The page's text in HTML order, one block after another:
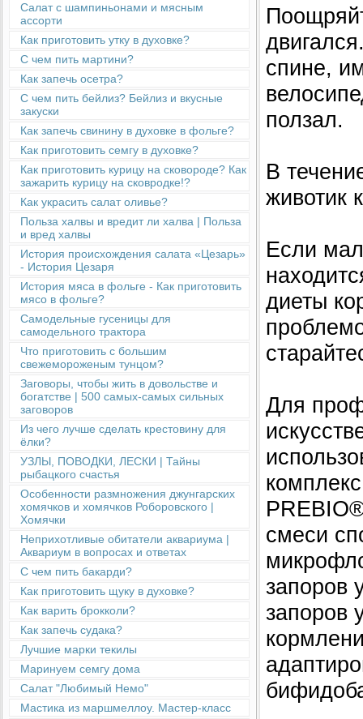
Салат с шампиньонами и мясным
ассорти
Как приготовить утку в духовке?
С чем пить мартини?
Как запечь осетра?
С чем пить бейлиз? Бейлиз и вкусные
закуски
Как запечь свинину в духовке в фольге?
Как приготовить семгу в духовке?
Как приготовить курицу на сковороде? Как
зажарить курицу на сковродке!?
Как украсить салат оливье?
Польза халвы и вредит ли халва | Польза
и вред халвы
История происхождения салата «Цезарь»
- История Цезаря
История мяса в фольге - Как приготовить
мясо в фольге?
Cамодельные гусеницы для
самодельного трактора
Что приготовить с большим
свежемороженым тунцом?
Заговоры, чтобы жить в довольстве и
богатстве | 500 самых-самых сильных
заговоров
Из чего лучше сделать крестовину для
ёлки?
УЗЛЫ, ПОВОДКИ, ЛЕСКИ | Тайны
рыбацкого счастья
Особенности размножения джунгарских
хомячков и хомячков Роборовского |
Хомячки
Неприхотливые обитатели аквариума |
Аквариум в вопросах и ответах
С чем пить бакарди?
Как приготовить щуку в духовке?
Как варить брокколи?
Как запечь судака?
Лучшие марки текилы
Маринуем семгу дома
Салат "Любимый Немо"
Мастика из маршмеллоу. Мастер-класс
спине,
ползал.
В
животик
Если
диеты
Для
смеси
запоров
запоров